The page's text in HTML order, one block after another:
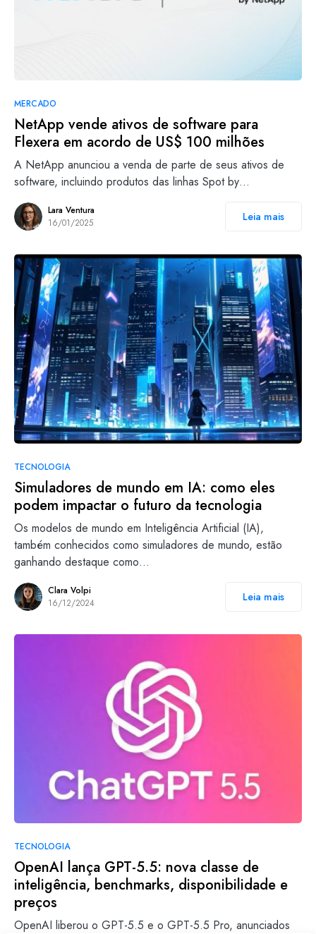
MERCADO
NetApp vende ativos de software para
Flexera em acordo de US$ 100 milhões
A NetApp anunciou a venda de parte de seus ativos de
software, incluindo produtos das linhas Spot by…
Lara Ventura
16/01/2025
Leia mais
TECNOLOGIA
Simuladores de mundo em IA: como eles
podem impactar o futuro da tecnologia
Os modelos de mundo em Inteligência Artificial (IA),
também conhecidos como simuladores de mundo, estão
ganhando destaque como…
Clara Volpi
16/12/2024
Leia mais
TECNOLOGIA
OpenAI lança GPT-5.5: nova classe de
inteligência, benchmarks, disponibilidade e
preços
OpenAI liberou o GPT-5.5 e o GPT-5.5 Pro, anunciados